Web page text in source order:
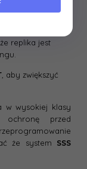
z częściami
są tu już
replika jest
, aby zwiększyć
wwysokiej klasy
przed
że system SSS